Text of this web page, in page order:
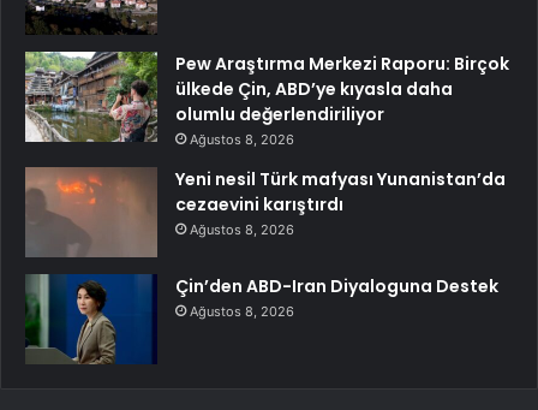
Pew Araştırma Merkezi Raporu: Birçok
ülkede Çin, ABD’ye kıyasla daha
olumlu değerlendiriliyor
Ağustos 8, 2026
Yeni nesil Türk mafyası Yunanistan’da
cezaevini karıştırdı
Ağustos 8, 2026
Çin’den ABD-Iran Diyaloguna Destek
Ağustos 8, 2026